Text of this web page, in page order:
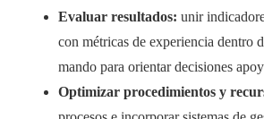
Evaluar resultados: unir
con métricas de experiencia dentro
mando para orientar decisiones
Optimizar procedimientos y